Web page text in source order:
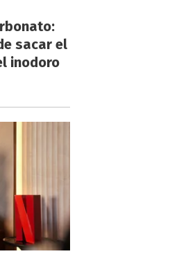
sacar el
inodoro